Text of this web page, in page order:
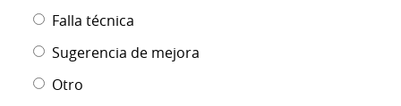
Falla técnica
Sugerencia de mejora
Otro